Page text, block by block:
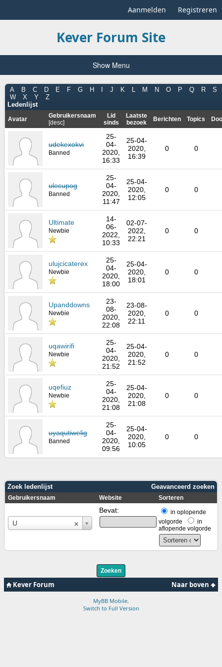
Aanmelden Registreren
Kever Forum Site
Show Menu
A B C D E F G H J K M N O P Q R
S
W
X Y
Z
Ledenlijst
Avatar
Gebruikersnaam
[desc]
Lid
sinds
Laatste
bezoek
Berichten Topics
udekexokvi
Banned
25-
04-
2020,
16:33
25-04-
2020,
16:39
0 0
ulecupog
Banned
25-
04-
2020,
11:47
25-04-
2020,
12:05
0 0
Ultimate
Newbie
14-
06-
2022,
10:33
02-07-
2022,
22:21
0 0
ulujcicaterex
Newbie
25-
04-
2020,
18:00
25-04-
2020,
18:01
0 0
Upanddowns
Newbie
23-
08-
2020,
22:08
23-08-
2020,
22:11
0 0
uqawirifi
Newbie
25-
04-
2020,
21:52
25-04-
2020,
21:52
0 0
uqefiuz
Newbie
25-
04-
2020,
21:08
25-04-
2020,
21:08
0 0
uyaqutiwelig
Banned
25-
04-
2020,
09:56
25-04-
2020,
10:05
0 0
Geavanceerd zoeken
Zoek ledenlijst
Gebruikersnaam Website Sorteren
U
Gebruikersnaam
Bevat:
in oplopende
volgorde
in
aflopende volgorde
Naar boven
Kever Forum
MyBB Mobile
Switch to Full Version